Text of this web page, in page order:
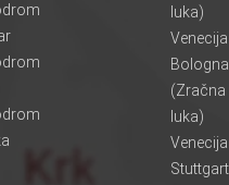
luka)
Bologna
(Zračna
luka)
Stuttgart